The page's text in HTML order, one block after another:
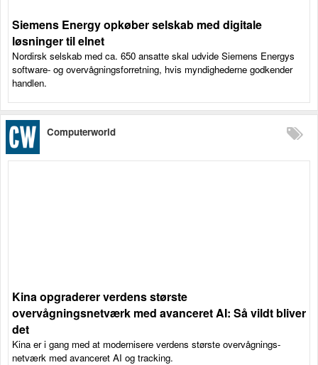
Siemens Energy opkøber selskab med digitale
løsninger til elnet
Nordirsk selskab med ca. 650 ansatte skal udvide Siemens Energys
software- og overvågningsforretning, hvis myndighederne godkender
handlen.
Computerworld
Kina opgraderer verdens største
overvågningsnetværk med avanceret AI: Så vildt bliver
det
Kina er i gang med at modernisere verdens største overvågnings-
netværk med avanceret AI og tracking.